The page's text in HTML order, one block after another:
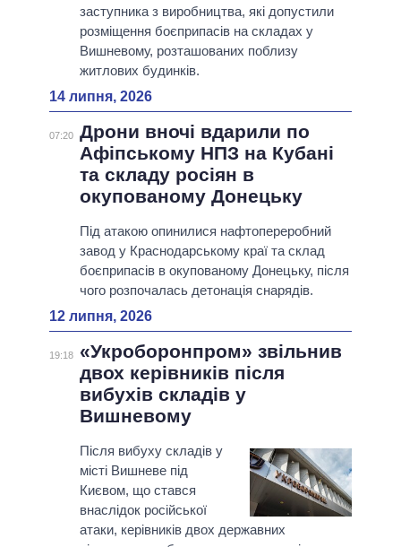
заступника з виробництва, які допустили
розміщення боєприпасів на складах у
Вишневому, розташованих поблизу
житлових будинків.
14 липня, 2026
07:20 Дрони вночі вдарили по
Афіпському НПЗ на Кубані
та складу росіян в
окупованому Донецьку
Під атакою опинилися нафтопереробний
завод у Краснодарському краї та склад
боєприпасів в окупованому Донецьку, після
чого розпочалась детонація снарядів.
12 липня, 2026
19:18
«Укроборонпром» звільнив
двох керівників після
вибухів складів у
Вишневому
Після вибуху складів у
місті Вишневе під
Києвом, що стався
внаслідок російської
атаки, керівників двох державних